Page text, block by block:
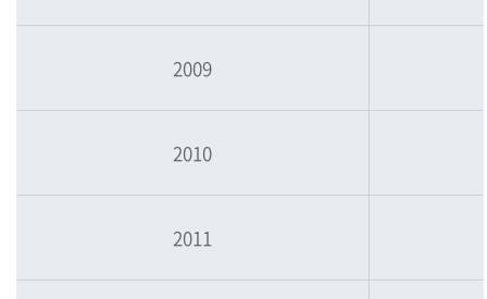
2009
2010
2011